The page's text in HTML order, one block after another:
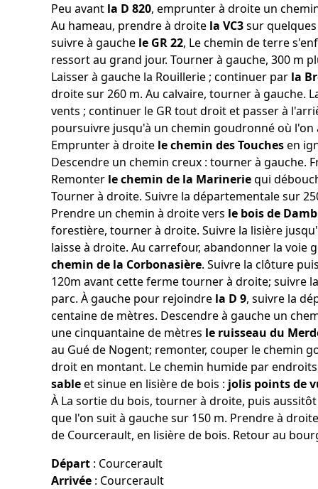
Peu avant la D 820, emprunter à droite un
Au hameau, prendre à droite la VC3sur
suivre à gauche le GR 22, Le chemin de terre
ressort au grand jour. Tourner à gauche, 300 m
Laisser à gauche la Rouillerie ; continuer par la
droite sur 260 m. Au calvaire, tourner à gauche.
vents ; continuer le GR tout droit et passer à
poursuivre jusqu'à un chemin goudronné où l'on
Emprunter à droite le chemin des Touchesen
Descendre un chemin creux : tourner à gauche.
Remonter le chemin de la Marineriequi
Tourner à droite. Suivre la départementale sur
Prendre un chemin à droite vers le bois de
forestière, tourner à droite. Suivre la lisière jusqu'
laisse à droite. Au carrefour, abandonner la
chemin de la Corbonasière. Suivre la clôture
120m avant cette ferme tourner à droite; suivre
parc. À gauche pour rejoindre la D 9, suivre la
centaine de mètres. Descendre à gauche un
une cinquantaine de mètres le ruisseau du
au Gué de Nogent; remonter, couper le chemin
droit en montant. Le chemin humide par
sableet sinue en lisière de bois : jolis points de
À La sortie du bois, tourner à droite, puis
que l'on suit à gauche sur 150 m. Prendre à
de Courcerault, en lisière de bois. Retour au
Départ : Courcerault
Arrivée : Courcerault